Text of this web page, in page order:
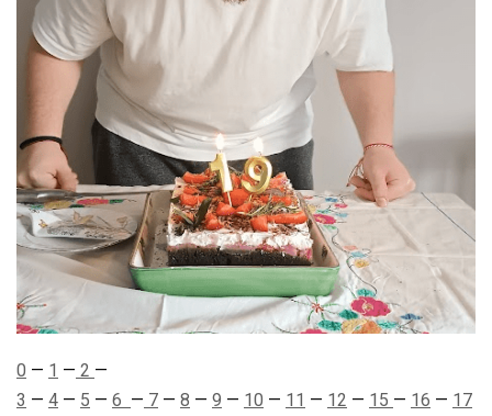
0 — 1 — 2 —
3 — 4 — 5 — 6 — 7 — 8 — 9 — 10 — 11 — 12 — 15 — 16 — 17